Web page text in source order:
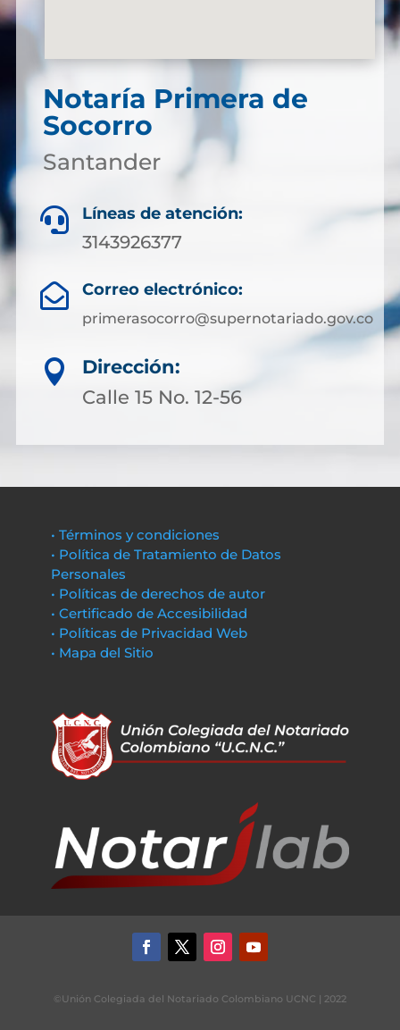
Notaría Primera de
Socorro
Santander
 Líneas de atención:
3143926377
 Correo electrónico:
primerasocorro@supernotariado.gov.co

Dirección:
Calle 15 No. 12-56
• Términos y condiciones
• Política de Tratamiento de Datos
Personales
• Políticas de derechos de autor
• Certificado de Accesibilidad
• Políticas de Privacidad Web
• Mapa del Sitio
©Unión Colegiada del Notariado Colombiano UCNC | 2022